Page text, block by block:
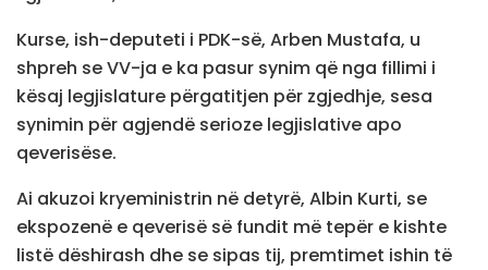
Kurse, ish-deputeti i PDK-së, Arben Mustafa, u
shpreh se VV-ja e ka pasur synim që nga fillimi i
kësaj legjislature përgatitjen për zgjedhje, sesa
synimin për agjendë serioze legjislative apo
qeverisëse.
Ai akuzoi kryeministrin në detyrë, Albin Kurti, se
ekspozenë e qeverisë së fundit më tepër e kishte
listë dëshirash dhe se sipas tij, premtimet ishin të